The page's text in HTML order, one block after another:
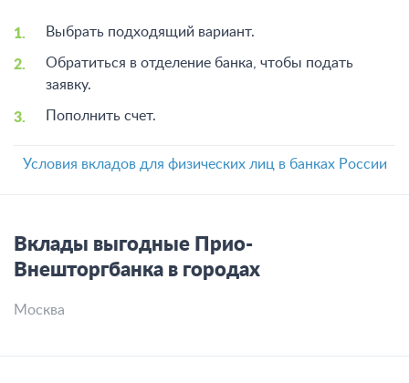
Выбрать подходящий вариант.
Обратиться в отделение банка, чтобы подать
заявку.
Пополнить счет.
Условия вкладов для физических лиц в банках России
Вклады выгодные Прио-
Внешторгбанка в городах
Москва